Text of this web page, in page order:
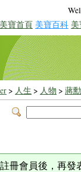
美寶首頁 美寶百科
> 人生 > 人物 > 蔣勳
冊會員後，再發